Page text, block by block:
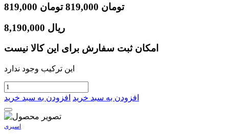
819,000 تومان 819,000تومان
8,190,000 ریال
امکان ثبت سفارش برای این کالا نیست
این ترکیب وجود ندارد
افزودن به سبد خرید افزودن به سبد خرید
اسپری